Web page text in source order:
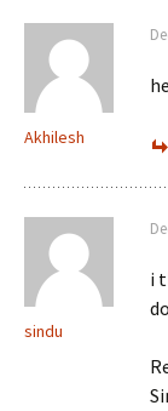
Akhilesh
sindu
i